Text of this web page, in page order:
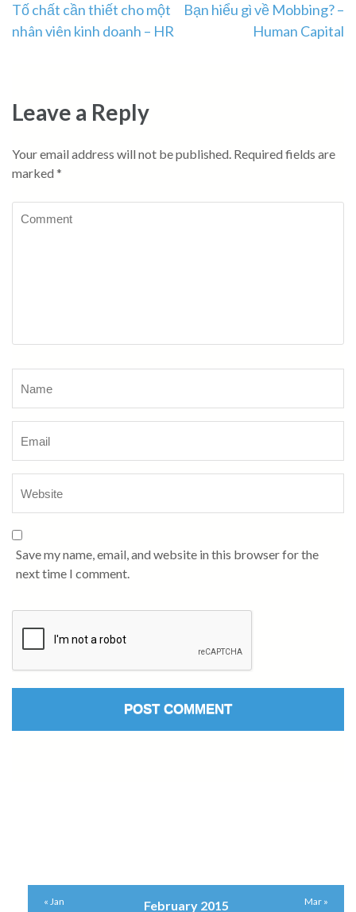
Post
navigation
Tố chất cần thiết cho một
nhân viên kinh doanh – HR
Bạn hiểu gì về Mobbing? –
Human Capital
Leave a Reply
Your email address will not be published. Required fields are
marked *
Save my name, email, and website in this browser for the
next time I comment.
February 2015
« Jan Mar »